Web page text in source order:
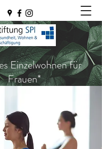
Einzelwohnen für
Frauen*